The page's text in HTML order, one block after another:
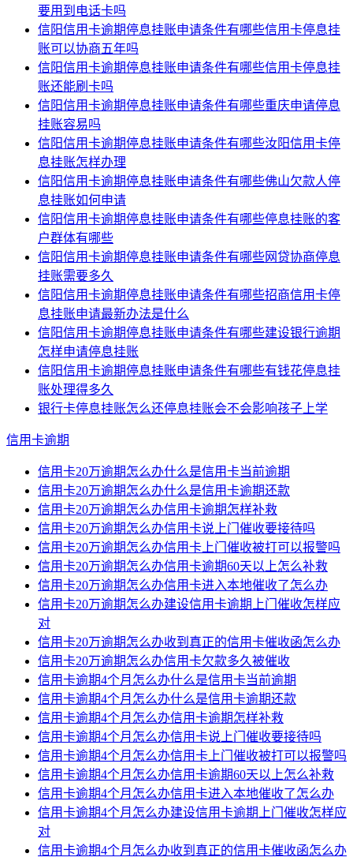
要用到电话卡吗
信阳信用卡逾期停息挂账申请条件有哪些信用卡停息挂
账可以协商五年吗
信阳信用卡逾期停息挂账申请条件有哪些信用卡停息挂
账还能刷卡吗
信阳信用卡逾期停息挂账申请条件有哪些重庆申请停息
挂账容易吗
信阳信用卡逾期停息挂账申请条件有哪些汝阳信用卡停
息挂账怎样办理
信阳信用卡逾期停息挂账申请条件有哪些佛山欠款人停
息挂账如何申请
信阳信用卡逾期停息挂账申请条件有哪些停息挂账的客
户群体有哪些
信阳信用卡逾期停息挂账申请条件有哪些网贷协商停息
挂账需要多久
信阳信用卡逾期停息挂账申请条件有哪些招商信用卡停
息挂账申请最新办法是什么
信阳信用卡逾期停息挂账申请条件有哪些建设银行逾期
怎样申请停息挂账
信阳信用卡逾期停息挂账申请条件有哪些有钱花停息挂
账处理得多久
银行卡停息挂账怎么还停息挂账会不会影响孩子上学
信用卡逾期
信用卡20万逾期怎么办什么是信用卡当前逾期
信用卡20万逾期怎么办什么是信用卡逾期还款
信用卡20万逾期怎么办信用卡逾期怎样补救
信用卡20万逾期怎么办信用卡说上门催收要接待吗
信用卡20万逾期怎么办信用卡上门催收被打可以报警吗
信用卡20万逾期怎么办信用卡逾期60天以上怎么补救
信用卡20万逾期怎么办信用卡进入本地催收了怎么办
信用卡20万逾期怎么办建设信用卡逾期上门催收怎样应
对
信用卡20万逾期怎么办收到真正的信用卡催收函怎么办
信用卡20万逾期怎么办信用卡欠款多久被催收
信用卡逾期4个月怎么办什么是信用卡当前逾期
信用卡逾期4个月怎么办什么是信用卡逾期还款
信用卡逾期4个月怎么办信用卡逾期怎样补救
信用卡逾期4个月怎么办信用卡说上门催收要接待吗
信用卡逾期4个月怎么办信用卡上门催收被打可以报警吗
信用卡逾期4个月怎么办信用卡逾期60天以上怎么补救
信用卡逾期4个月怎么办信用卡进入本地催收了怎么办
信用卡逾期4个月怎么办建设信用卡逾期上门催收怎样应
对
信用卡逾期4个月怎么办收到真正的信用卡催收函怎么办